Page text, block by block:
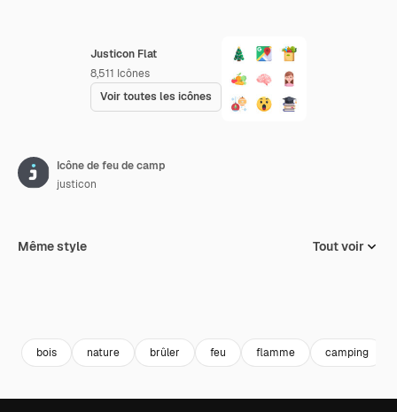
Justicon Flat
8,511 Icônes
Voir toutes les icônes
Icône de feu de camp
justicon
Même style Tout voir
bois nature brûler feu flamme camping